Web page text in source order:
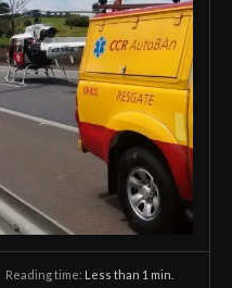
Reading time: Less than 1 min.